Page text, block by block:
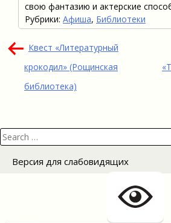
свою фантазию и актерские
Рубрики: Афиша, Библиотеки
Навигация
по
записям
Квест «Литературный
крокодил» (Рощинская
библиотека)
Search
for:
Версия для слабовидящих